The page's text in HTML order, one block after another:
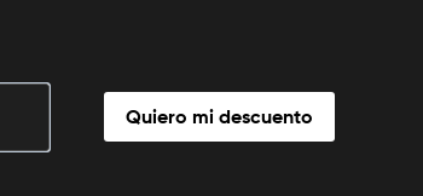
Quiero mi descuento